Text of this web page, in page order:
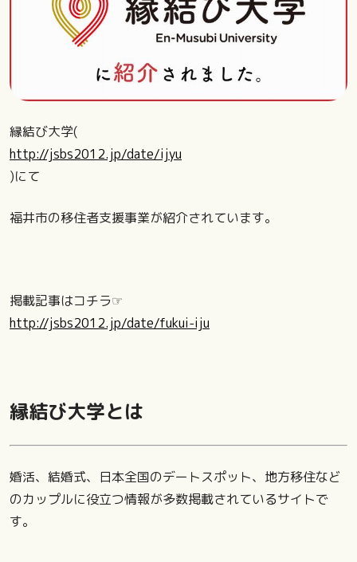
縁結び大学(
http://jsbs2012.jp/date/ijyu
)にて
福井市の移住者支援事業が紹介されています。
掲載記事はコチラ☞
http://jsbs2012.jp/date/fukui-iju
縁結び大学とは
婚活、結婚式、日本全国のデートスポット、地方移住など
のカップルに役立つ情報が多数掲載されているサイトで
す。